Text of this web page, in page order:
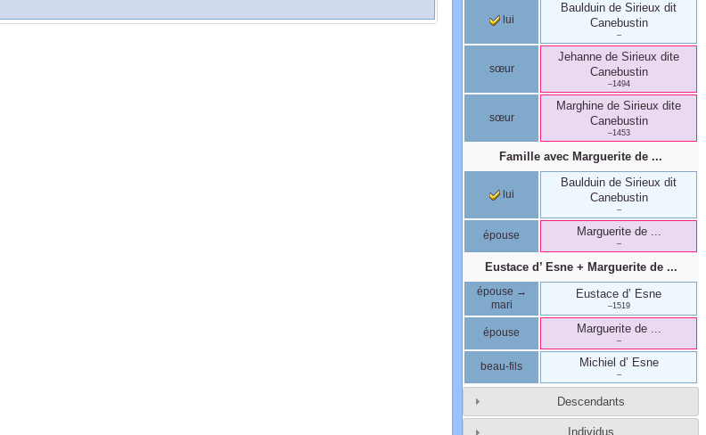
lui
Baulduin de Sirieux dit
Canebustin
–
sœur
Jehanne de Sirieux dite
Canebustin
–1494
sœur
Marghine de Sirieux dite
Canebustin
–1453
Famille avec Marguerite de ...
lui
Baulduin de Sirieux dit
Canebustin
–
épouse Marguerite de ...
–
Eustace d’ Esne+ Marguerite de ...
épouse →
mari
Eustace d’ Esne
–1519
épouse Marguerite de ...
–
beau-fils Michiel d’ Esne
–
Descendants
Individus